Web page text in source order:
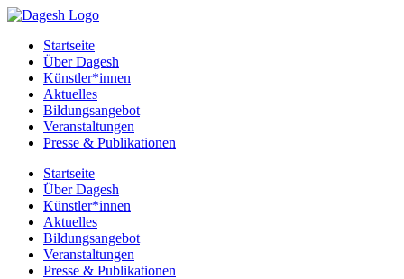
Startseite
Über Dagesh
Künstler*innen
Aktuelles
Bildungsangebot
Veranstaltungen
Presse & Publikationen
Startseite
Über Dagesh
Künstler*innen
Aktuelles
Bildungsangebot
Veranstaltungen
Presse & Publikationen